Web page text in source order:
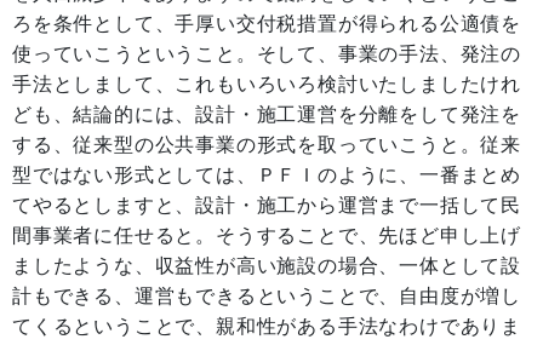
ろを条件として、手厚い交付税措置が得られる公適債を
使っていこうということ。そして、事業の手法、発注の
手法としまして、これもいろいろ検討いたしましたけれ
ども、結論的には、設計・施工運営を分離をして発注を
する、従来型の公共事業の形式を取っていこうと。従来
型ではない形式としては、ＰＦＩのように、一番まとめ
てやるとしますと、設計・施工から運営まで一括して民
間事業者に任せると。そうすることで、先ほど申し上げ
ましたような、収益性が高い施設の場合、一体として設
計もできる、運営もできるということで、自由度が増し
てくるということで、親和性がある手法なわけでありま